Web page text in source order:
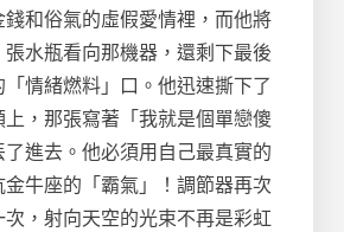
和俗氣的虛假愛情裡，而他將
水瓶看向那機器，還剩下最後
情緒燃料」口。他迅速撕下了
，那張寫著「我就是個單戀傻
進去。他必須用自己最真實的
金牛座的「霸氣」！調節器再次
，射向天空的光束不再是彩虹